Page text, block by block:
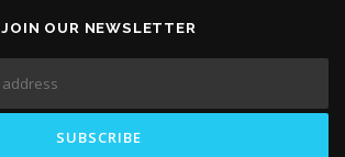
JOIN OUR NEWSLETTER